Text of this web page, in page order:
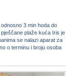
3 min hoda do
plaže kuća Iris je
se nalazi aparat za
o terminu i broju osoba